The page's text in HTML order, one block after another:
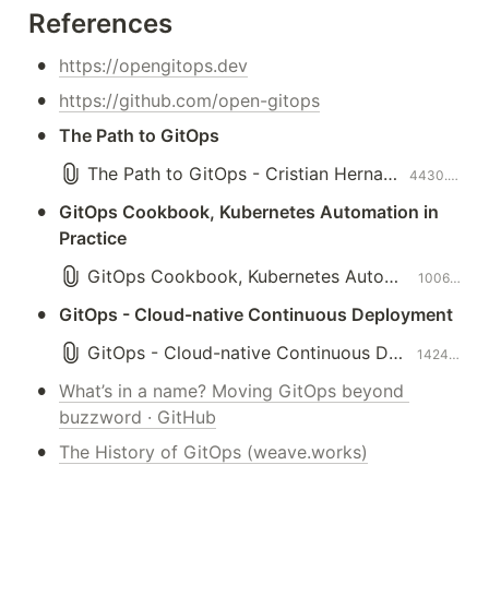
References
• https://opengitops.dev
• https://github.com/open-gitops
• The Path to GitOps
The Path to GitOps - Cristian Hernandez.html
4430.5KB
•
GitOps Cookbook, Kubernetes Automation in
Practice
GitOps Cookbook, Kubernetes Automation in Practice.html
10066.5KB
•
GitOps - Cloud-native Continuous Deployment
GitOps - Cloud-native Continuous Deployment.html
1424.7KB
• What’s in a name? Moving GitOps beyond
buzzword · GitHub
• The History of GitOps (weave.works)